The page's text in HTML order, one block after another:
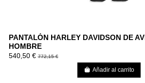
PANTALÓN HARLEY DAVIDSON DE
HOMBRE
540,50 €772,15 €
Añadir al carrito